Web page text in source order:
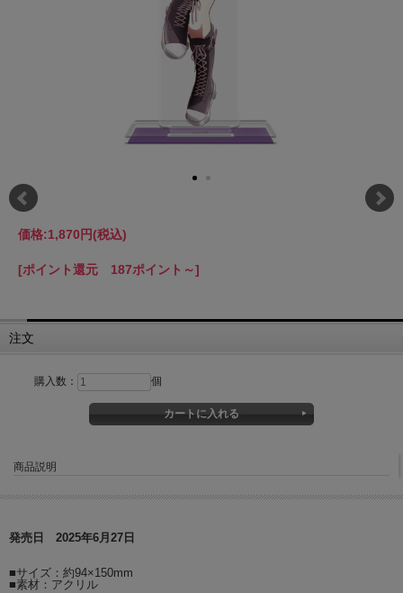
価格:1,870円(税込)
[ポイント還元 187ポイント～]
注文
購入数： 個
商品説明
発売日 2025年6月27日
■サイズ：約94×150mm
■素材：アクリル